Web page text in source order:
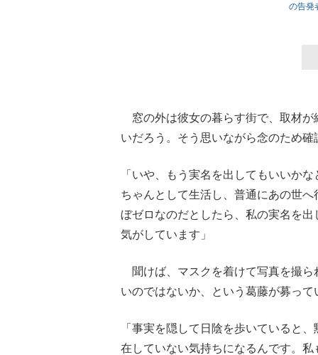
の告発
窓の外は彼女の暮らす街で、取材が
いだろう。そう思いながら念のため
「いや、もう実名を出してもいいか
ちゃんとして生活し、普通にあの世
ぼゼロなのだとしたら、私の実名を
気がしています」
聞けば、マスクを着けて写真を撮ら
いのではないか、という葛藤が募って
「事実を隠して日陰を歩いていると
在していない気持ちになるんです。